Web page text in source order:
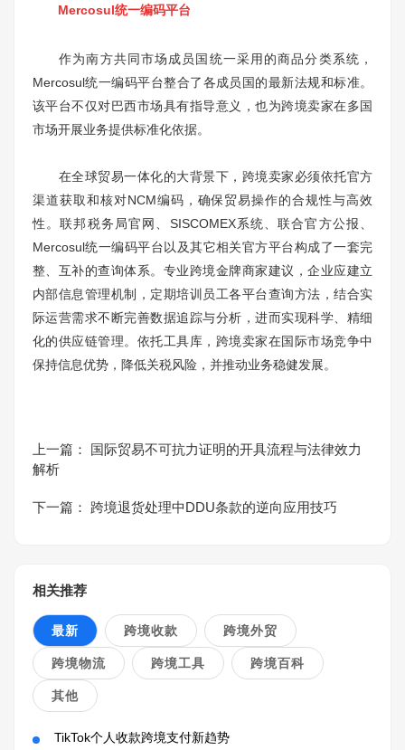
Mercosul统一编码平台
作为南方共同市场成员国统一采用的商品分类系统，
Mercosul统一编码平台整合了各成员国的最新法规和标准。
该平台不仅对巴西市场具有指导意义，也为跨境卖家在多国
市场开展业务提供标准化依据。
在全球贸易一体化的大背景下，跨境卖家必须依托官方
渠道获取和核对NCM编码，确保贸易操作的合规性与高效
性。联邦税务局官网、SISCOMEX系统、联合官方公报、
Mercosul统一编码平台以及其它相关官方平台构成了一套完
整、互补的查询体系。专业跨境金牌商家建议，企业应建立
内部信息管理机制，定期培训员工各平台查询方法，结合实
际运营需求不断完善数据追踪与分析，进而实现科学、精细
化的供应链管理。依托工具库，跨境卖家在国际市场竞争中
保持信息优势，降低关税风险，并推动业务稳健发展。
上一篇：
国际贸易不可抗力证明的开具流程与法律效力
解析
下一篇： 跨境退货处理中DDU条款的逆向应用技巧
相关推荐
最新 跨境收款 跨境外贸
跨境物流 跨境工具 跨境百科
其他
TikTok个人收款跨境支付新趋势